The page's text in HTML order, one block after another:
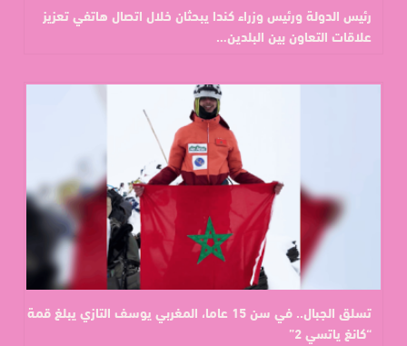
رئيس الدولة ورئيس وزراء كندا يبحثان خلال اتصال هاتفي تعزيز
علاقات التعاون بين البلدين…
تسلق الجبال.. في سن 15 عاما، المغربي يوسف التازي يبلغ قمة
“كانغ ياتسي 2”